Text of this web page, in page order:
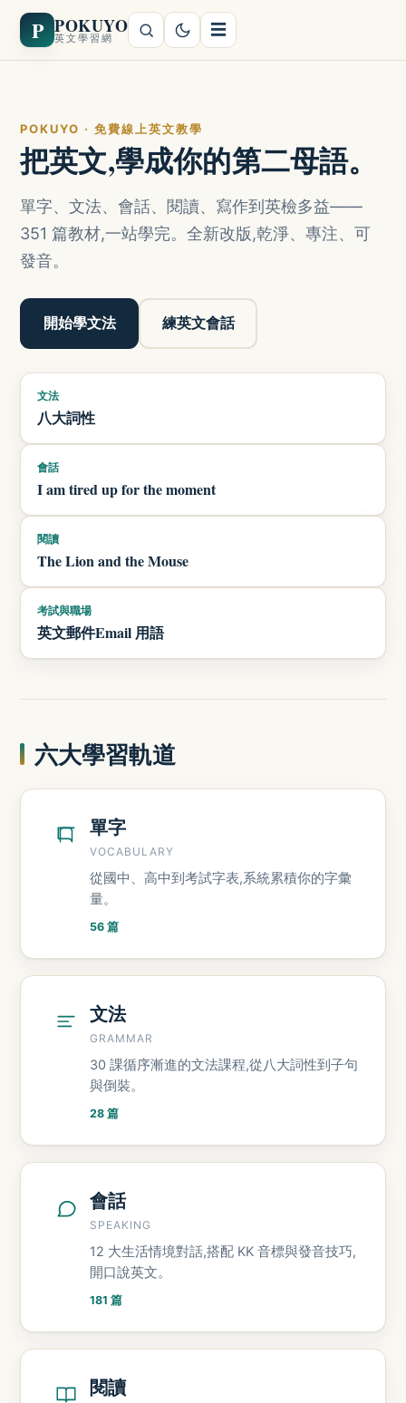
P POKUYO
英文學習網 ☰
POKUYO · 免費線上英文教學
把英文,學成你的第二母語。
單字、文法、會話、閱讀、寫作到英檢多益——
351 篇教材,一站學完。全新改版,乾淨、專注、可
發音。
開始學文法 練英文會話
文法
八大詞性
會話
I am tired up for the moment
閱讀
The Lion and the Mouse
考試與職場
英文郵件Email 用語
六大學習軌道
單字
VOCABULARY
從國中、高中到考試字表,系統累積你的字彙
量。
56 篇
文法
GRAMMAR
30 課循序漸進的文法課程,從八大詞性到子句
與倒裝。
28 篇
會話
SPEAKING
12 大生活情境對話,搭配 KK 音標與發音技巧,
開口說英文。
181 篇
閱讀